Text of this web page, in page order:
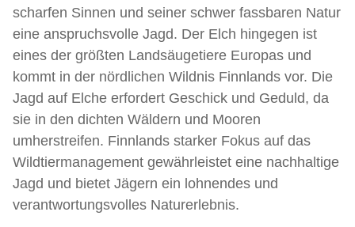
scharfen Sinnen und seiner schwer fassbaren Natur
eine anspruchsvolle Jagd. Der Elch hingegen ist
eines der größten Landsäugetiere Europas und
kommt in der nördlichen Wildnis Finnlands vor. Die
Jagd auf Elche erfordert Geschick und Geduld, da
sie in den dichten Wäldern und Mooren
umherstreifen. Finnlands starker Fokus auf das
Wildtiermanagement gewährleistet eine nachhaltige
Jagd und bietet Jägern ein lohnendes und
verantwortungsvolles Naturerlebnis.